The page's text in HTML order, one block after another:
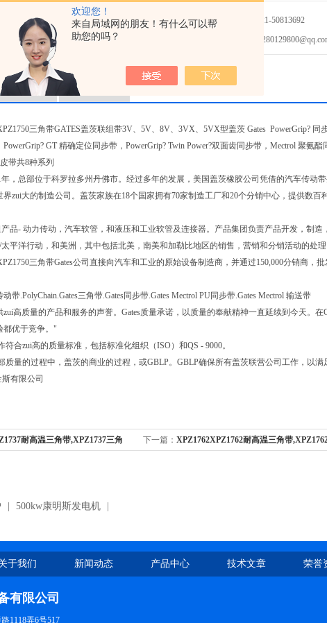
欢迎您！
来自局域网的朋友！有什么可以帮
助您的吗？
免费咨询：86-021-50813692
发邮件给我们：
相关产品 留言询价
三角带GATES盖茨联组带3V、5V、8V、3VX、5VX型盖茨 Gates PowerGrip? 同
GT 精确定位同步带，PowerGrip? Twin Power?双面齿同步带，Mectrol 聚氨
带共8种系列
年，总部位于科罗拉多州丹佛市。经过多年的发展，美国盖茨橡胶公司凭借的汽车传动
zui大的制造公司。盖茨家族在18个国家拥有70家制造工厂和20个分销中心，提供数
产品- 动力传动，汽车软管，和液压和工业软管及连接器。产品集团负责产品开发，制造
/太平洋行动，和美洲，其中包括北美，南美和加勒比地区的销售，营销和分销活动的处理
三角带Gates公司直接向汽车和工业的原始设备制造商，并通过150,000分销商，
带.PolyChain.Gates三角带.Gates同步带.Gates Mectrol PU同步带.Gates Mectrol 输送带
高质量的产品和服务的声誉。Gates质量承诺，以质量的奉献精神一直延续到今天。
都优于竞争。"
符合zui高的质量标准，包括标准化组织（ISO）和QS - 9000。
质量的过程中，盖茨的商业的过程，或GBLP。GBLP确保所有盖茨联营公司工作，以满
有限公司
耐高温三角带,XPZ1737三角 下一篇： XPZ1762XPZ1762耐高温三角带
500kw康明斯发电机
于我们 新闻动态 产品中心 技术文章 荣誉
有限公司
1118弄6号517